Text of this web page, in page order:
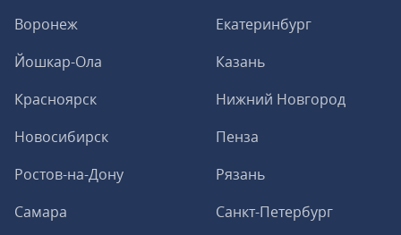
Воронеж
Екатеринбург
Йошкар-Ола
Казань
Красноярск
Нижний Новгород
Новосибирск
Пенза
Ростов-на-Дону
Рязань
Самара
Санкт-Петербург